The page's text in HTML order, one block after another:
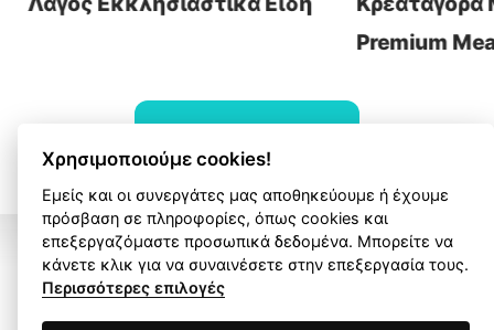
Premium
ΟΛΑ ΤΑ ΕΡΓΑ
Χρησιμοποιούμε cookies!
Εμείς και οι συνεργάτες μας αποθηκεύουμε ή έχουμε
πρόσβαση σε πληροφορίες, όπως cookies και
επεξεργαζόμαστε προσωπικά δεδομένα. Μπορείτε να
κάνετε κλικ για να συναινέσετε στην επεξεργασία τους.
Περισσότερες επιλογές